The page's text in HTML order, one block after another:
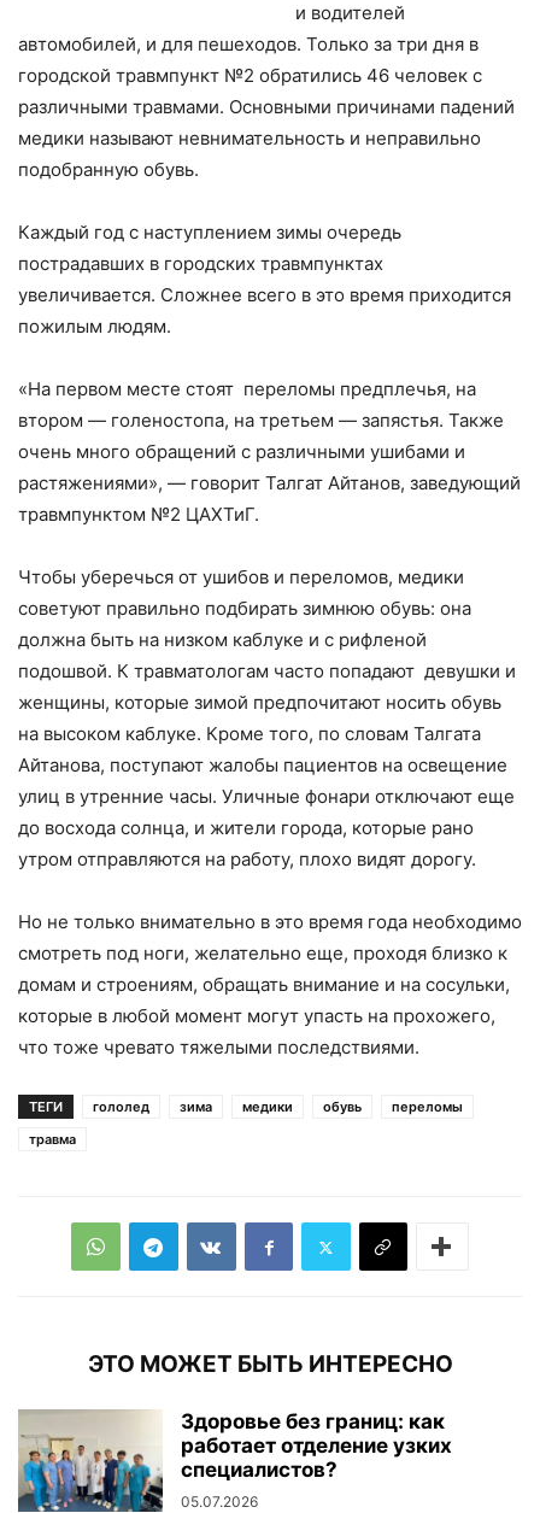
и водителей
автомобилей, и для пешеходов. Только за три дня в
городской травмпункт №2 обратились 46 человек с
различными травмами. Основными причинами падений
медики называют невнимательность и неправильно
подобранную обувь.
Каждый год с наступлением зимы очередь
пострадавших в городских травмпунктах
увеличивается. Сложнее всего в это время приходится
пожилым людям.
«На первом месте стоят переломы предплечья, на
втором — голеностопа, на третьем — запястья. Также
очень много обращений с различными ушибами и
растяжениями», — говорит Талгат Айтанов, заведующий
травмпунктом №2 ЦАХТиГ.
Чтобы уберечься от ушибов и переломов, медики
советуют правильно подбирать зимнюю обувь: она
должна быть на низком каблуке и с рифленой
подошвой. К травматологам часто попадают девушки и
женщины, которые зимой предпочитают носить обувь
на высоком каблуке. Кроме того, по словам Талгата
Айтанова, поступают жалобы пациентов на освещение
улиц в утренние часы. Уличные фонари отключают еще
до восхода солнца, и жители города, которые рано
утром отправляются на работу, плохо видят дорогу.
Но не только внимательно в это время года необходимо
смотреть под ноги, желательно еще, проходя близко к
домам и строениям, обращать внимание и на сосульки,
которые в любой момент могут упасть на прохожего,
что тоже чревато тяжелыми последствиями.
ТЕГИ гололед зима медики обувь
переломы
травма
ЭТО МОЖЕТ БЫТЬ ИНТЕРЕСНО
Здоровье без границ: как
работает отделение узких
специалистов?
05.07.2026